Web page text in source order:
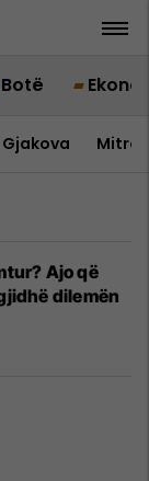
Botë
Gjakova
Ajo që
dilemën